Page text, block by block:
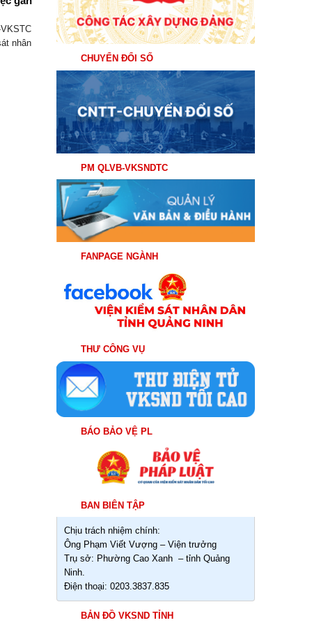
nhân
Thực hiện Kế hoạch số 110/KH-VKSTC
ngày 28/5/2026 của Viện kiểm sát nhân
dân tối...
CHUYỂN ĐỔI SỐ
PM QLVB-VKSNDTC
FANPAGE NGÀNH
THƯ CÔNG VỤ
BÁO BẢO VỆ PL
BAN BIÊN TẬP
Chịu trách nhiệm chính:
Ông Phạm Viết Vượng – Viện trưởng
Trụ sở: Phường Cao Xanh – tỉnh Quảng
Ninh.
Điện thoại: 0203.3837.835
BẢN ĐỒ VKSND TỈNH